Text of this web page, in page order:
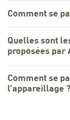
Comment se
Quelles sont
proposées par
Comment se
l’appareillage ?